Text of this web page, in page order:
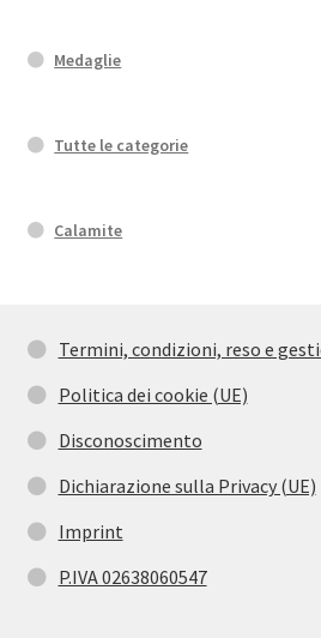
Medaglie
Tutte le categorie
Calamite
Termini, condizioni, reso e
Politica dei cookie (UE)
Disconoscimento
Dichiarazione sulla Privacy (UE)
Imprint
P.IVA 02638060547